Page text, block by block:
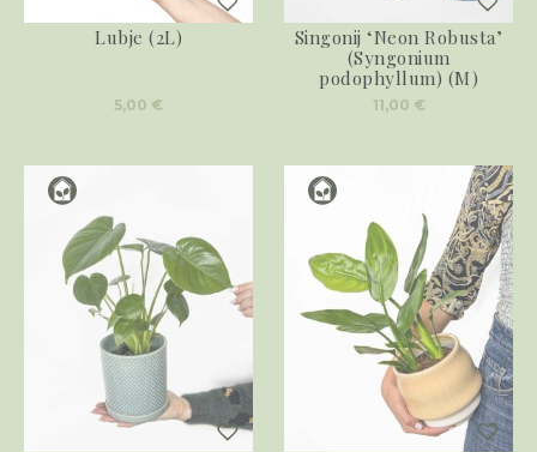
Lubje (2L)
5,00 €
Singonij ‘Neon Robusta’
(Syngonium
podophyllum) (M)
11,00 €